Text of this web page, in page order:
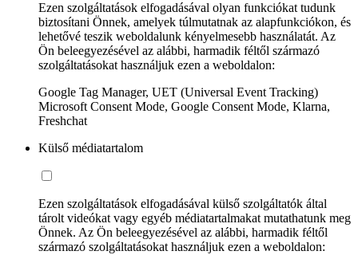
Ezen szolgáltatások elfogadásával olyan funkciókat tudunk
biztosítani Önnek, amelyek túlmutatnak az alapfunkciókon, és
lehetővé teszik weboldalunk kényelmesebb használatát. Az
Ön beleegyezésével az alábbi, harmadik féltől származó
szolgáltatásokat használjuk ezen a weboldalon:
Google Tag Manager, UET (Universal Event Tracking)
Microsoft Consent Mode, Google Consent Mode, Klarna,
Freshchat
Külső médiatartalom
Ezen szolgáltatások elfogadásával külső szolgáltatók által
tárolt videókat vagy egyéb médiatartalmakat mutathatunk meg
Önnek. Az Ön beleegyezésével az alábbi, harmadik féltől
származó szolgáltatásokat használjuk ezen a weboldalon: